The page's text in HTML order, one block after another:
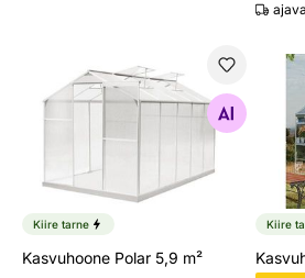
Kasvuhoone Polar 5,9 m²
Otsi sarnaseid
Kiire tarne
Kasvuhoone Polar 5,9 m²
Kiire